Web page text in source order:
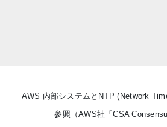
AWS 内部システムとNTP (Network
参照（AWS社「CSA